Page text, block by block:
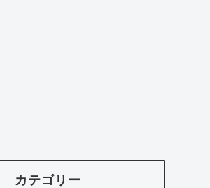
カテゴリー